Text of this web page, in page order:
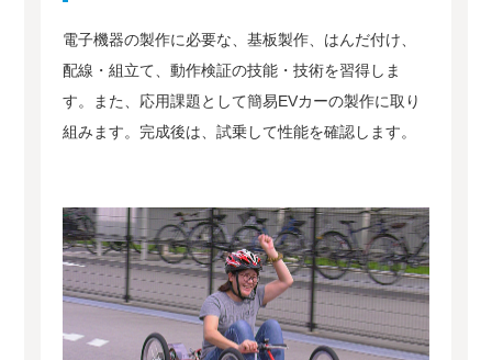
電子機器の製作に必要な、基板製作、はんだ付け、
配線・組立て、動作検証の技能・技術を習得しま
す。また、応用課題として簡易EVカーの製作に取り
組みます。完成後は、試乗して性能を確認します。